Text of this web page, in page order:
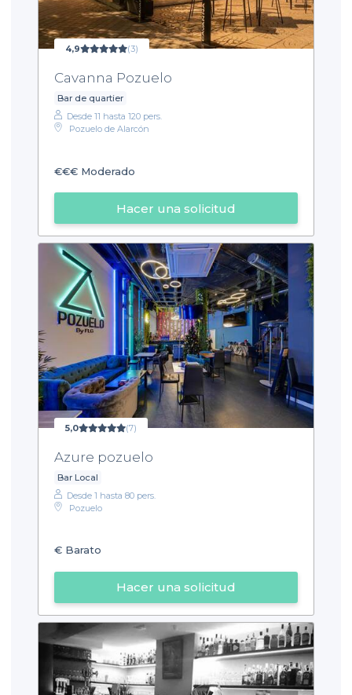
4,9 (3)
Cavanna Pozuelo
Bar de quartier
Desde 11 hasta 120 pers.
Pozuelo de Alarcón
€€€ Moderado
Hacer una solicitud
5,0 (7)
Azure pozuelo
Bar Local
Desde 1 hasta 80 pers.
Pozuelo
€ Barato
Hacer una solicitud